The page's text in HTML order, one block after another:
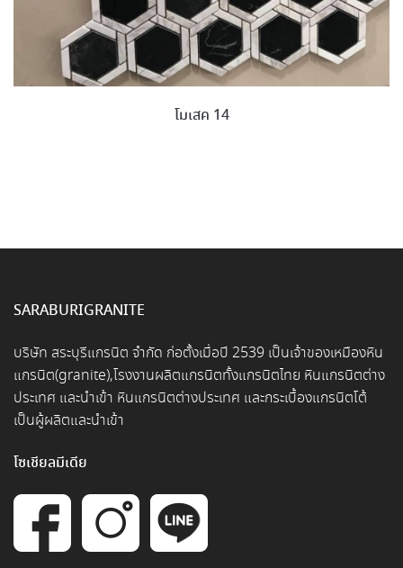
โมเสค 14
SARABURIGRANITE
บริษัท สระบุรีแกรนิต จำกัด ก่อตั้งเมื่อปี 2539 เป็นเจ้าของเหมืองหิน
แกรนิต(granite),โรงงานผลิตแกรนิตทั้งแกรนิตไทย หินแกรนิตต่าง
ประเทศ และนำเข้า หินแกรนิตต่างประเทศ และกระเบื้องแกรนิตโต้
เป็นผู้ผลิตและนำเข้า
โซเชียลมีเดีย